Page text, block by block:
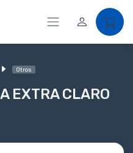
Otros
EXTRA CLARO